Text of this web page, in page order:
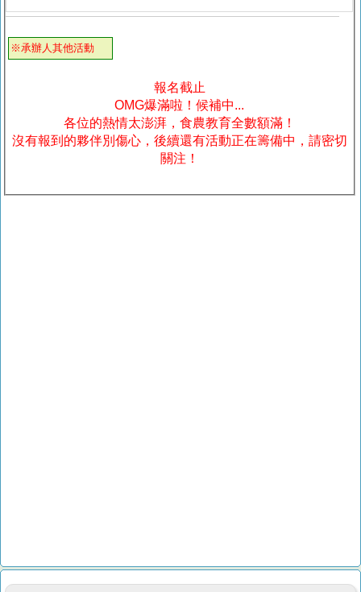
※承辦人其他活動
報名截止
OMG爆滿啦！候補中...
各位的熱情太澎湃，食農教育全數額滿！
沒有報到的夥伴別傷心，後續還有活動正在籌備中，請密切
關注！